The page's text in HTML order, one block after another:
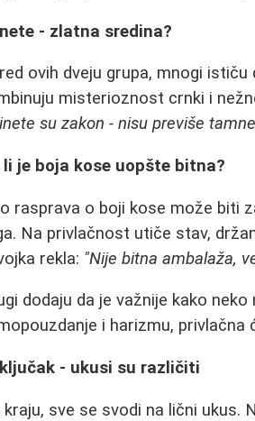
- zlatna sredina?
ovih dveju grupa, mnogi
misterioznost crnki i
su zakon - nisu previše
li je boja kose uopšte bitna?
rasprava o boji kose može biti
Na privlačnost utiče stav,
rekla: "Nije bitna ambalaža,
dodaju da je važnije kako
i harizmu, privlačna
- ukusi su različiti
kraju, sve se svodi na lični ukus.